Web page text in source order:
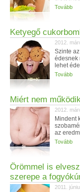
Tovább
Ketyegő
2012.
Szinte
édesnek
lehet
Tovább
Miért nem
2012.
Mindent
az
Tovább
Örömmel is
szerepe a
2011.